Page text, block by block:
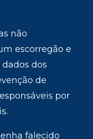
não
escorregão e
dos
de
por
falecido